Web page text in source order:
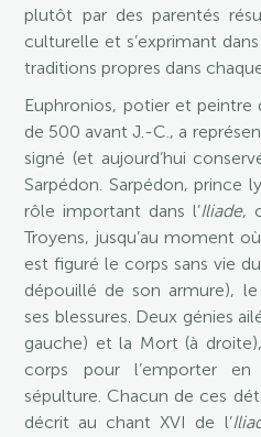
plutôt par des parentés
culturelle et s’exprimant
traditions propres dans
Euphronios, potier et peintre
de 500 avant J.-C., a
signé (et aujourd’hui
Sarpédon. Sarpédon, prince
rôle important dans l’Iliade,
Troyens, jusqu’au moment
est figuré le corps sans vie
dépouillé de son armure),
ses blessures. Deux génies
gauche) et la Mort (à
corps pour l’emporter
sépulture. Chacun de ces
décrit au chant XVI de l’